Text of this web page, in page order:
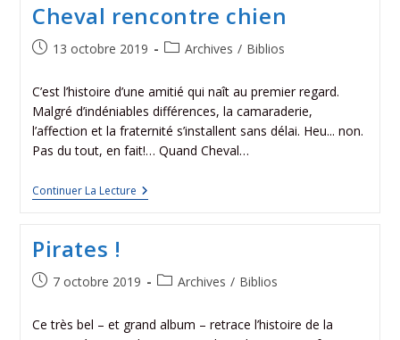
Cheval rencontre chien
13 octobre 2019 Archives / Biblios
C’est l’histoire d’une amitié qui naît au premier regard.
Malgré d’indéniables différences, la camaraderie,
l’affection et la fraternité s’installent sans délai. Heu... non.
Pas du tout, en fait!… Quand Cheval…
Continuer La Lecture
Pirates !
7 octobre 2019 Archives / Biblios
Ce très bel – et grand album – retrace l’histoire de la